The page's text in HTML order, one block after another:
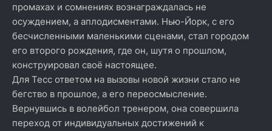
промахах и сомнениях вознаграждалась не
осуждением, а аплодисментами. Нью-Йорк, с его
бесчисленными маленькими сценами, стал городом
его второго рождения, где он, шутя о прошлом,
конструировал своё настоящее.
Для Тесс ответом на вызовы новой жизни стало не
бегство в прошлое, а его переосмысление.
Вернувшись в волейбол тренером, она совершила
переход от индивидуальных достижений к